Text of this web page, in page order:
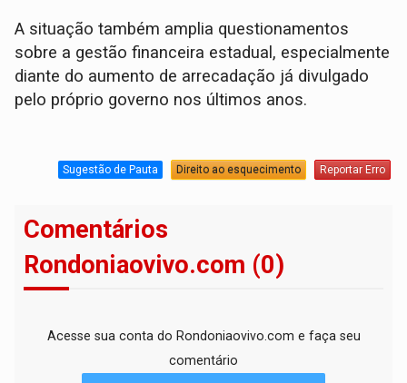
A situação também amplia questionamentos
sobre a gestão financeira estadual, especialmente
diante do aumento de arrecadação já divulgado
pelo próprio governo nos últimos anos.
Sugestão de Pauta Direito ao esquecimento Reportar Erro
Comentários
Rondoniaovivo.com (0)
Acesse sua conta do Rondoniaovivo.com e faça seu
comentário